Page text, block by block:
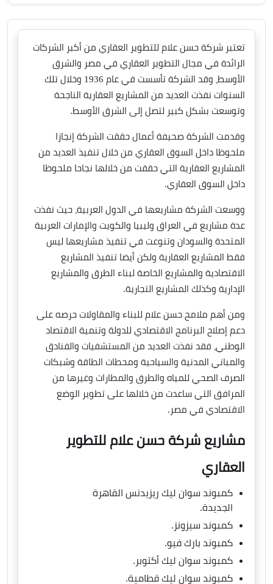
تعتبر شركة حسن علام للتطوير العقاري من أكبر الشركات
الرائدة في مجال التطوير العقاري في مصر والشرق
الأوسط، وقد الشركة تأسست في عام 1936 وخلال تلك
السنوات نفذت العديد من المشاريع العقارية الناجحة
وتوسعت بشكل كبير لتصل إلى الشرق الأوسط.
وقدمت الشركة صحيفة أعمال حققت الشركة إنجازا
ملحوظا داخل السوق العقاري من خلال تنفيذ العديد من
المشاريع العقارية التي حققت من خلالها نجاحا ملحوظا
داخل السوق العقاري.
ووسعت الشركة مشاريعها في الدول العربية، حيث نفذت
عدة مشاريع في العراق وليبيا والكويت والإمارات العربية
المتحدة والسودان وتنوعت في تنفيذ مشاريعها ليس
فقط المشاريع العقارية ولكن أيضا تنفيذ المشاريع
الاقتصادية والمشاريع الخاصة لبناء الطرق والمشاريع
الإدارية وكذلك المشاريع التجارية.
ومن أهم ملامح حسن علام للبناء والمقاولات حرصه على
دعم إصلاح البرنامج الاقتصادي للدولة وتنمية الاقتصاد
الوطني، فقد نفذت العديد من المستشفيات والفنادق
والمباني المدنية والسياحية ومحطات الطاقة وشبكات
الصرف الصحي للمياه والطرق والمطارات وغيرها من
المرافق التي ساعدت من خلالها على تطوير الوضع
الاقتصادي في مصر.
مشاريع شركة حسن علام للتطوير
العقاري
كمبوند سوان ليك ريزيدنس القاهرة
الجديدة.
كمبوند سيزونز.
كمبوند بارك فيو.
كمبوند سوان ليك أكتوبر.
كمبوند سوان ليك قطامية.